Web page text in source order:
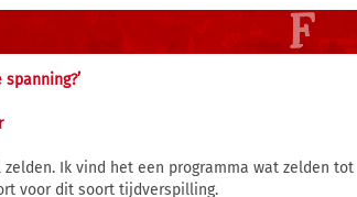
Ik vind het een programma wat zelden tot
voor dit soort tijdverspilling.